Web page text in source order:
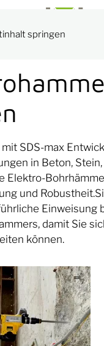
springen
SDS-max
in Beton,
Elektro-
und
Einweisung
damit Sie
können.